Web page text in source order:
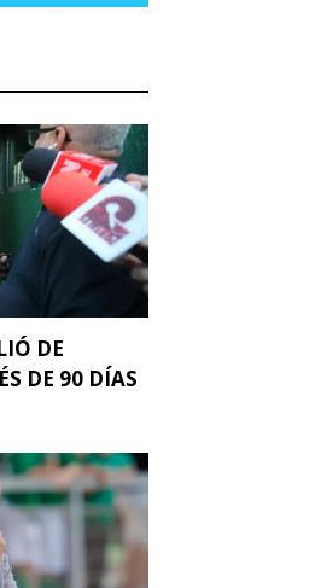
DE
DE 90 DÍAS